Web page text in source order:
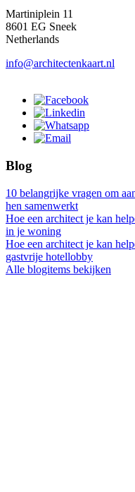
Martiniplein 11
8601 EG Sneek
Netherlands
info@architectenkaart.nl
Blog
10 belangrijke vragen om
hen samenwerkt
Hoe een architect je kan
in je woning
Hoe een architect je kan
gastvrije hotellobby
Alle blogitems bekijken